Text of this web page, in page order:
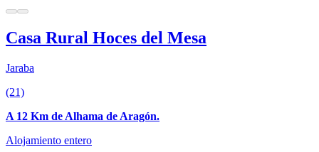
Casa Rural Hoces del Mesa
Jaraba
(21)
A 12 Km de Alhama de Aragón.
Alojamiento entero